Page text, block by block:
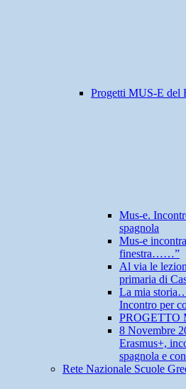
Progetti MUS-E del
Mus-e.
spagnola
Mus-e
finestra……”
Al via le
primaria di
La mia
Incontro per
PROGETTO
8 Novembre
Erasmus+,
spagnola e
Rete Nazionale Scuole